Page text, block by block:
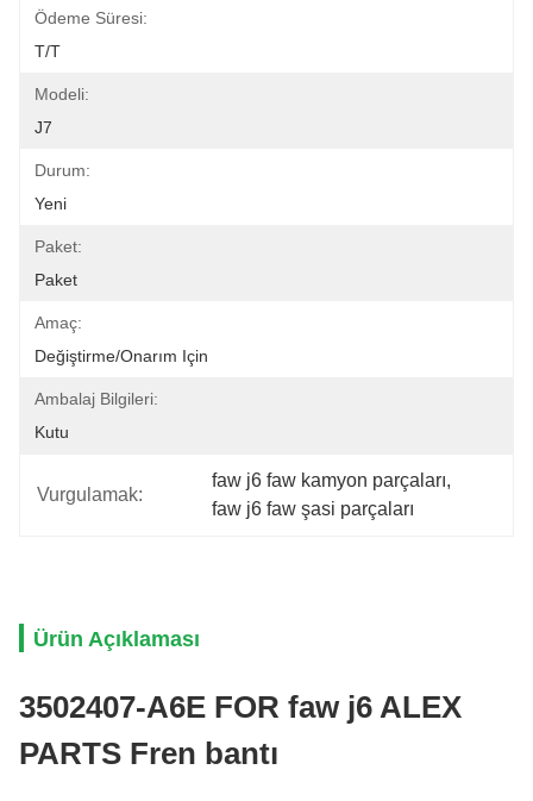
Ödeme Süresi:
T/T
Modeli:
J7
Durum:
Yeni
Paket:
Paket
Amaç:
Değiştirme/Onarım Için
Ambalaj Bilgileri:
Kutu
Vurgulamak:
faw j6 faw kamyon parçaları,
faw j6 faw şasi parçaları
Ürün Açıklaması
3502407-A6E FOR faw j6 ALEX
PARTS Fren bantı